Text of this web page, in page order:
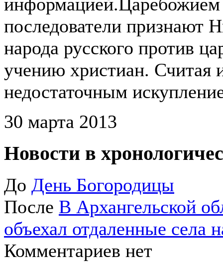
последователи признают
народа русского против
учению христиан. Считая
недостаточным
30 марта 2013
Новости в
До День Богородицы
После В Архангельской
объехал отдаленные села
Комментариев нет